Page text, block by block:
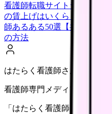
看護師転職サイトランキング
の賃上げはいくら？2026年
師あるある50選【共感必至】
の方法
はたらく看護師さん編集部
看護師専門メディア
「はたらく看護師さん」編